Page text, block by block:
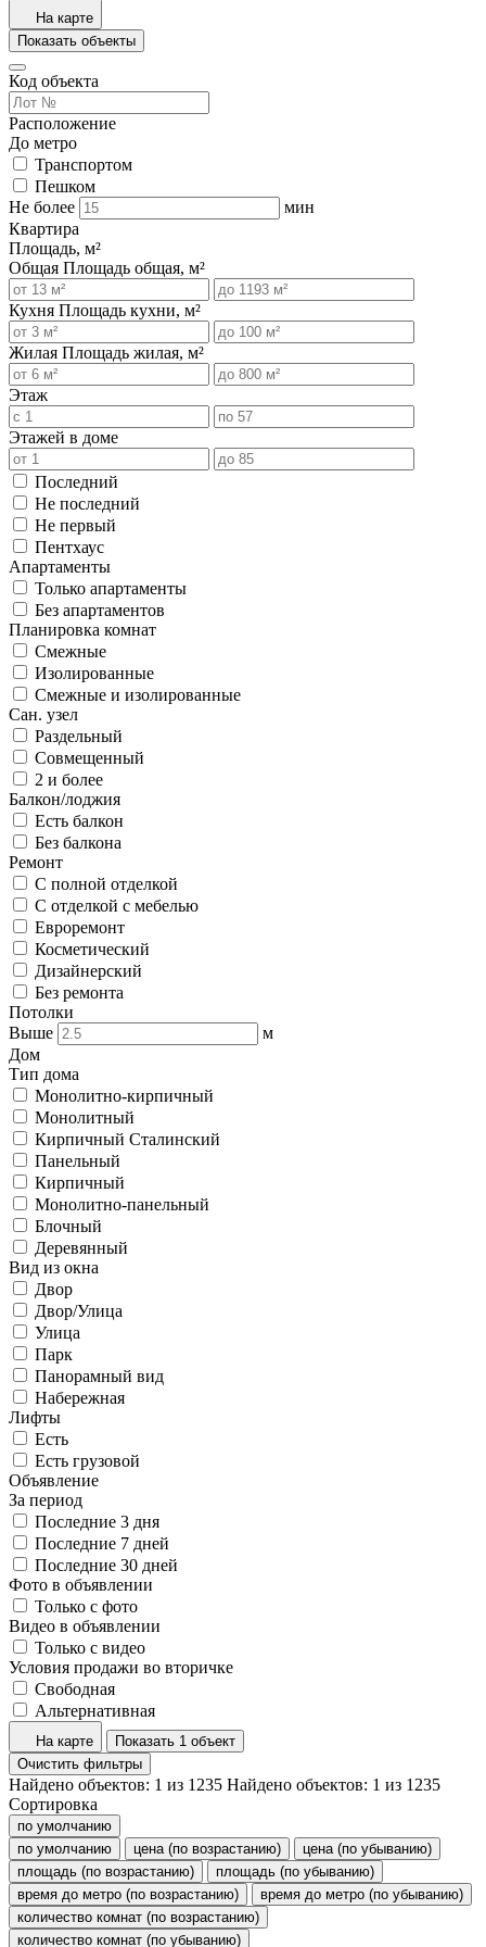
На карте
Показать объекты
Код объекта
Расположение
До метро
Транспортом
Пешком
Не более
мин
Квартира
Площадь, м²
Общая Площадь общая, м²
Кухня Площадь кухни, м²
Жилая Площадь жилая, м²
Этаж
Этажей в доме
Последний
Не последний
Не первый
Пентхаус
Апартаменты
Только апартаменты
Без апартаментов
Планировка комнат
Смежные
Изолированные
Смежные и изолированные
Сан. узел
Раздельный
Совмещенный
2 и более
Балкон/лоджия
Есть балкон
Без балкона
Ремонт
С полной отделкой
С отделкой с мебелью
Евроремонт
Косметический
Дизайнерский
Без ремонта
Потолки
Выше
м
Дом
Тип дома
Монолитно-кирпичный
Монолитный
Кирпичный Сталинский
Панельный
Кирпичный
Монолитно-панельный
Блочный
Деревянный
Вид из окна
Двор
Двор/Улица
Улица
Парк
Панорамный вид
Набережная
Лифты
Есть
Есть грузовой
Объявление
За период
Последние 3 дня
Последние 7 дней
Последние 30 дней
Фото в объявлении
Только с фото
Видео в объявлении
Только с видео
Условия продажи во вторичке
Свободная
Альтернативная
На карте
Показать 1 объект
Очистить фильтры
Найдено объектов: 1 из 1235 Найдено объектов: 1 из 1235
Сортировка
по умолчанию
по умолчанию
цена (по возрастанию)
цена (по убыванию)
площадь (по возрастанию)
площадь (по убыванию)
время до метро (по возрастанию)
время до метро (по убыванию)
количество комнат (по возрастанию)
количество комнат (по убыванию)